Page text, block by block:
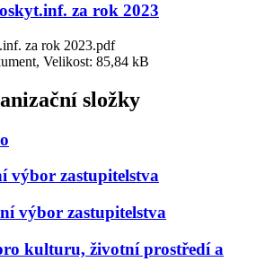
za rok 2023
za rok 2023.pdf
Velikost: 85,84 kB
složky
výbor zastupitelstva
výbor zastupitelstva
kulturu, životní prostředí a